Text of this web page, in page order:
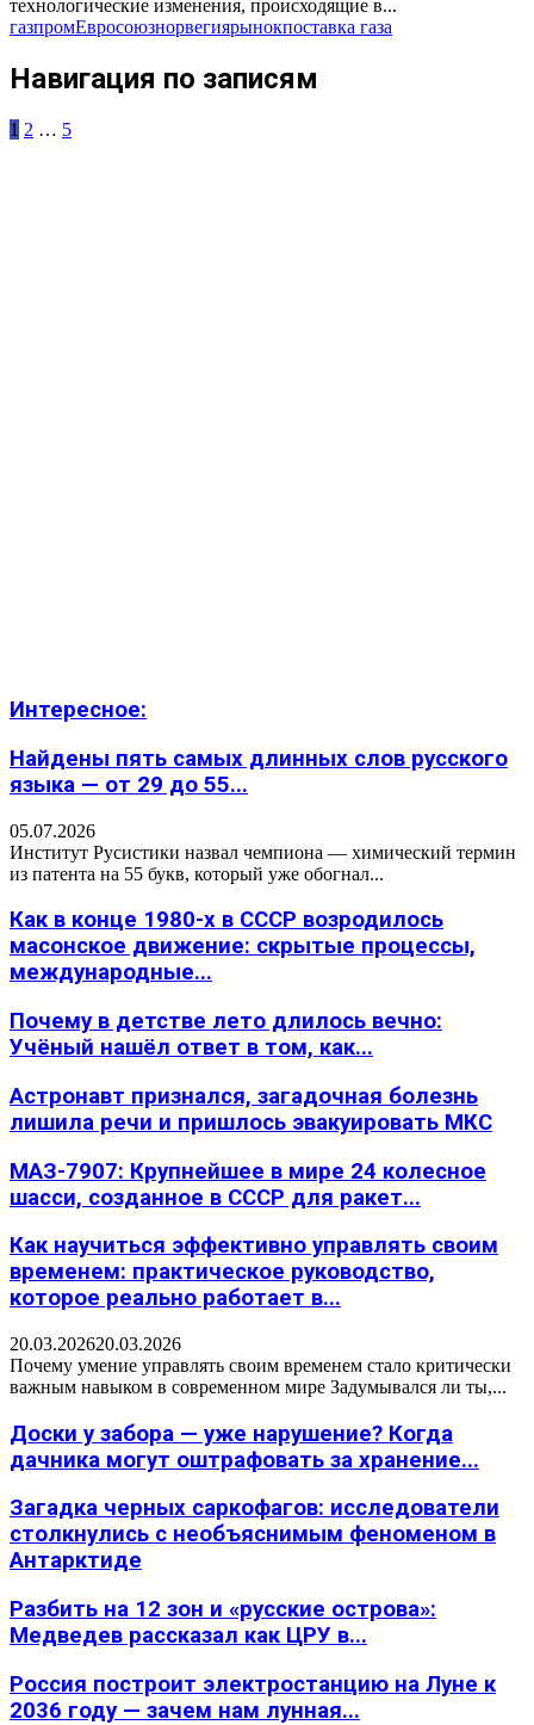
технологические изменения, происходящие в...
газпромЕвросоюзнорвегиярынокпоставка газа
Навигация по записям
1 2 … 5
Интересное:
Найдены пять самых длинных слов русского
языка — от 29 до 55...
05.07.2026
Институт Русистики назвал чемпиона — химический термин
из патента на 55 букв, который уже обогнал...
Как в конце 1980-х в СССР возродилось
масонское движение: скрытые процессы,
международные...
Почему в детстве лето длилось вечно:
Учёный нашёл ответ в том, как...
Астронавт признался, загадочная болезнь
лишила речи и пришлось эвакуировать МКС
МАЗ-7907: Крупнейшее в мире 24 колесное
шасси, созданное в СССР для ракет...
Как научиться эффективно управлять своим
временем: практическое руководство,
которое реально работает в...
20.03.202620.03.2026
Почему умение управлять своим временем стало критически
важным навыком в современном мире Задумывался ли ты,...
Доски у забора — уже нарушение? Когда
дачника могут оштрафовать за хранение...
Загадка черных саркофагов: исследователи
столкнулись с необъяснимым феноменом в
Антарктиде
Разбить на 12 зон и «русские острова»:
Медведев рассказал как ЦРУ в...
Россия построит электростанцию на Луне к
2036 году — зачем нам лунная...